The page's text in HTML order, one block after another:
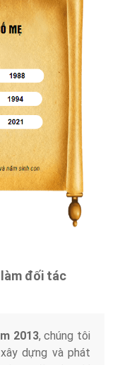
đối tác
2013, chúng tôi
dựng và phát